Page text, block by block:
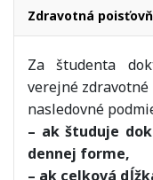
Zdravotná
Za študenta
verejné
nasledovné
– ak študuje
dennej forme,
– ak celková